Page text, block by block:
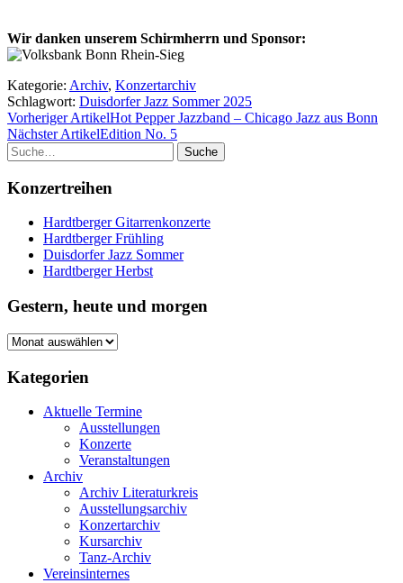
Wir danken unserem Schirmherrn und Sponsor:
Kategorie: Archiv, Konzertarchiv
Schlagwort: Duisdorfer Jazz Sommer 2025
Vorheriger ArtikelHot Pepper Jazzband – Chicago Jazz aus Bonn
Nächster ArtikelEdition No. 5
Suche
Konzertreihen
Hardtberger Gitarrenkonzerte
Hardtberger Frühling
Duisdorfer Jazz Sommer
Hardtberger Herbst
Gestern, heute und morgen
Gestern,
und
morgen
Kategorien
Aktuelle Termine
Ausstellungen
Konzerte
Veranstaltungen
Archiv
Archiv Literaturkreis
Ausstellungsarchiv
Konzertarchiv
Kursarchiv
Tanz-Archiv
Vereinsinternes